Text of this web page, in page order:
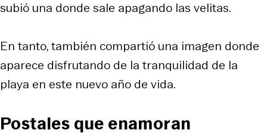
subió una donde sale apagando las velitas.
En tanto, también compartió una imagen donde
aparece disfrutando de la tranquilidad de la
playa en este nuevo año de vida.
Postales que enamoran